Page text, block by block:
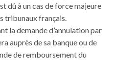
dû à un cas de force majeure
tribunaux français.
la demande d’annulation par
auprès de sa banque ou de
de remboursement du